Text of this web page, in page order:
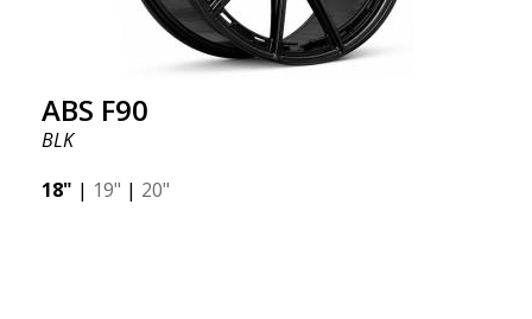
ABS F90
BLK
18" | 19" | 20"